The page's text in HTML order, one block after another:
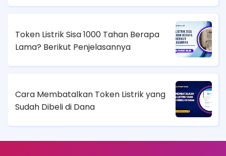
Token Listrik Sisa 1000 Tahan Berapa
Lama? Berikut Penjelasannya
Cara Membatalkan Token Listrik yang
Sudah Dibeli di Dana